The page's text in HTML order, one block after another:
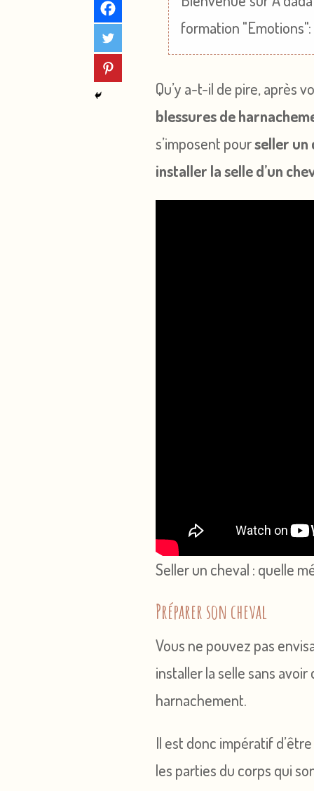
formation "Emotions":
Qu’y a-t-il de pire, après
blessures de
s’imposent pourseller un
installer la selle d’un
Seller un cheval : quelle
Préparer son cheval
Vous ne pouvez pas
installer la selle sans
harnachement.
Il est donc impératif
les parties du corps qui